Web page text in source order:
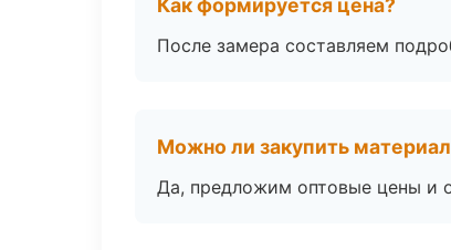
Как формируется цена?
После замера составляем
Можно ли закупить
Да, предложим оптовые цены и